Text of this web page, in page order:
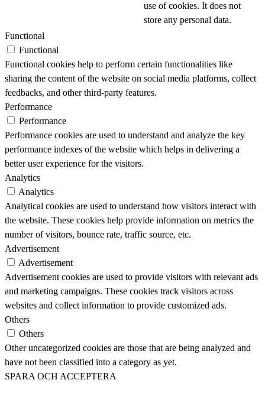
use of cookies. It does not
store any personal data.
Functional
Functional
Functional cookies help to perform certain functionalities like
sharing the content of the website on social media platforms, collect
feedbacks, and other third-party features.
Performance
Performance
Performance cookies are used to understand and analyze the key
performance indexes of the website which helps in delivering a
better user experience for the visitors.
Analytics
Analytics
Analytical cookies are used to understand how visitors interact with
the website. These cookies help provide information on metrics the
number of visitors, bounce rate, traffic source, etc.
Advertisement
Advertisement
Advertisement cookies are used to provide visitors with relevant ads
and marketing campaigns. These cookies track visitors across
websites and collect information to provide customized ads.
Others
Others
Other uncategorized cookies are those that are being analyzed and
have not been classified into a category as yet.
SPARA OCH ACCEPTERA